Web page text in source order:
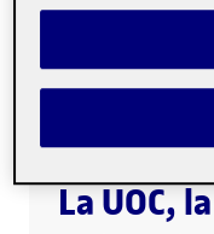
1.ª
La UOC,